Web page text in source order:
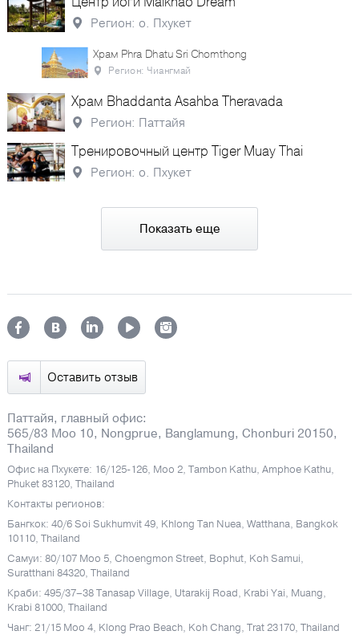
Регион: о. Пхукет
Храм Phra Dhatu Sri Chomthong
Регион: Чиангмай
Храм Bhaddanta Asahba Theravada
Регион: Паттайя
Тренировочный центр Tiger Muay Thai
Регион: о. Пхукет
Показать еще
Оставить отзыв
Паттайя, главный офис:
565/83 Moo 10, Nongprue, Banglamung, Chonburi 20150,
Thailand
Офис на Пхукете: 16/125-126, Moo 2, Tambon Kathu, Amphoe Kathu,
Phuket 83120, Thailand
Контакты регионов:
Бангкок: 40/6 Soi Sukhumvit 49, Khlong Tan Nuea, Watthana, Bangkok
10110, Thailand
Самуи: 80/107 Moo 5, Choengmon Street, Bophut, Koh Samui,
Suratthani 84320, Thailand
Краби: 495/37–38 Tanasap Village, Utarakij Road, Krabi Yai, Muang,
Krabi 81000, Thailand
Чанг: 21/15 Moo 4, Klong Prao Beach, Koh Chang, Trat 23170, Thailand